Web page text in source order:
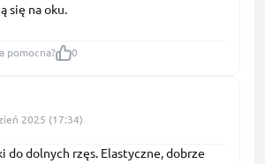
się na oku.
pomocna? 0
2025 (17:34)
do dolnych rzęs. Elastyczne, dobrze